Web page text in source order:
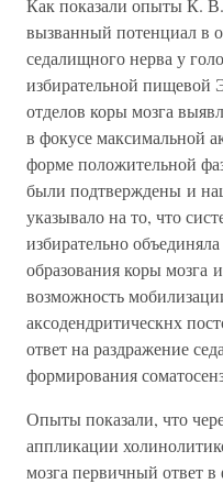
Как показали опыты К.
вызванный потенциал в
седалищного нерва у
избирательной пищевой
отделов коры мозга
в фокусе максимальной
форме положительной
были подтверждены и
указывало на то, что
избирательно
образования коры мозга
возможность
аксодендритическнх
ответ на раздражение
формирования
Опыты показали, что
аппликации
мозга первичный ответ